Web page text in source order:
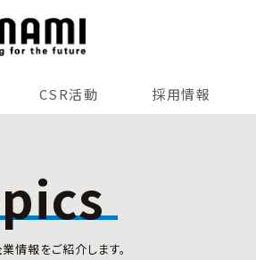
CSR活動 採用情報
情報をご紹介します。